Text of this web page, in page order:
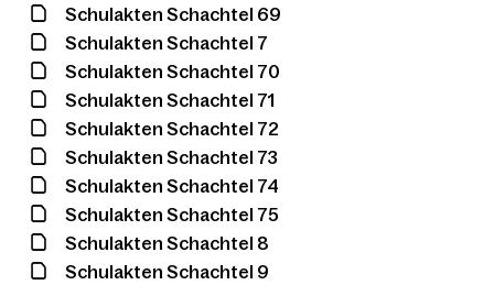
Schulakten Schachtel 69
Schulakten Schachtel 7
Schulakten Schachtel 70
Schulakten Schachtel 71
Schulakten Schachtel 72
Schulakten Schachtel 73
Schulakten Schachtel 74
Schulakten Schachtel 75
Schulakten Schachtel 8
Schulakten Schachtel 9